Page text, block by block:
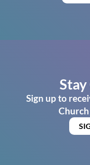
Sign up to